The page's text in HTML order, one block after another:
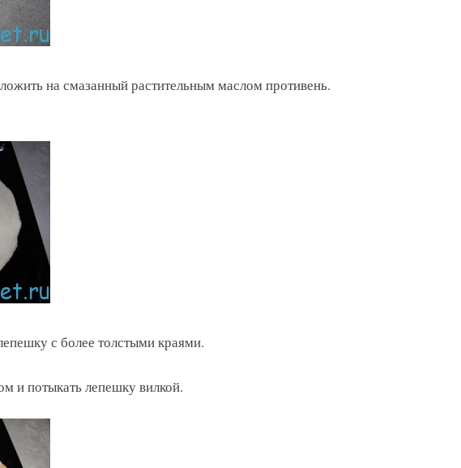
на смазанный растительным маслом противень.
с более толстыми краями.
и потыкать лепешку вилкой.